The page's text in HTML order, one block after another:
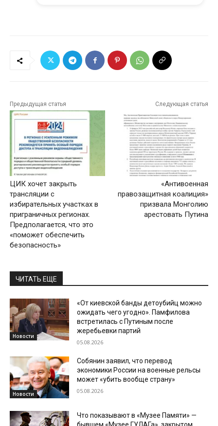
Предыдущая статья
ЦИК хочет закрыть
трансляции с
избирательных участках в
приграничных регионах.
Предполагается, что это
«поможет обеспечить
безопасность»
Следующая статья
«Антивоенная
правозащитная коалиция»
призвала Монголию
арестовать Путина
ЧИТАТЬ ЕЩЕ
Новости
«От киевской банды детоубийц можно
ожидать чего угодно». Памфилова
встретилась с Путиным после
жеребьевки партий
05.08.2026
Новости
Собянин заявил, что перевод
экономики России на военные рельсы
может «убить вообще страну»
05.08.2026
Что показывают в «Музее Памяти» —